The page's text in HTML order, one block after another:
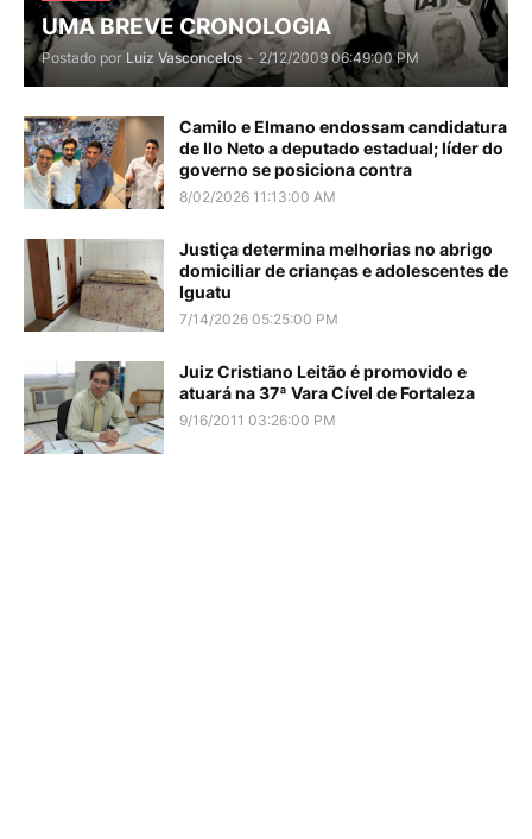
UMA BREVE CRONOLOGIA
Postado por Luiz Vasconcelos - 2/12/2009 06:49:00 PM
Camilo e Elmano endossam candidatura
de Ilo Neto a deputado estadual; líder do
governo se posiciona contra
8/02/2026 11:13:00 AM
Justiça determina melhorias no abrigo
domiciliar de crianças e adolescentes de
Iguatu
7/14/2026 05:25:00 PM
Juiz Cristiano Leitão é promovido e
atuará na 37ª Vara Cível de Fortaleza
9/16/2011 03:26:00 PM